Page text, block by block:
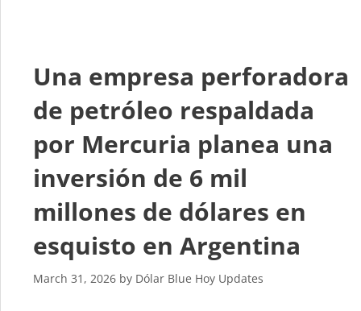
Una empresa perforadora
de petróleo respaldada
por Mercuria planea una
inversión de 6 mil
millones de dólares en
esquisto en Argentina
March 31, 2026 by Dólar Blue Hoy Updates